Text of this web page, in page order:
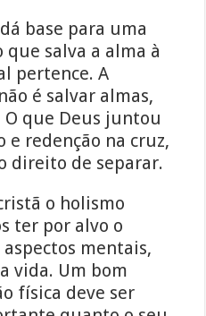
base para uma
salva a alma à
pertence. A
é salvar almas,
O que Deus juntou
e redenção na cruz,
direito de separar.
o holismo
ter por alvo o
mentais,
vida. Um bom
física deve ser